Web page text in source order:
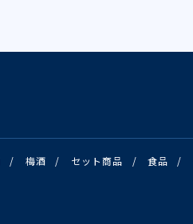
/ 梅酒 / セット商品 / 食品 /